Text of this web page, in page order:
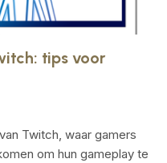
tips voor
Twitch, waar gamers
⁣om hun⁤ gameplay ⁤te